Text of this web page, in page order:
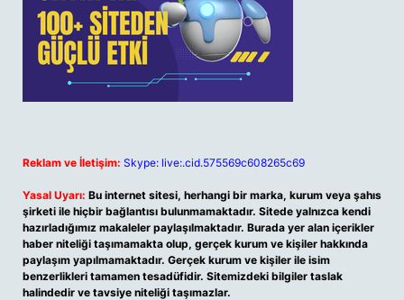
Reklam ve İletişim: Skype: live:.cid.575569c608265c69
Yasal Uyarı: Bu internet sitesi, herhangi bir marka, kurum veya şahıs
şirketi ile hiçbir bağlantısı bulunmamaktadır. Sitede yalnızca kendi
hazırladığımız makaleler paylaşılmaktadır. Burada yer alan içerikler
haber niteliği taşımamakta olup, gerçek kurum ve kişiler hakkında
paylaşım yapılmamaktadır. Gerçek kurum ve kişiler ile isim
benzerlikleri tamamen tesadüfidir. Sitemizdeki bilgiler taslak
halindedir ve tavsiye niteliği taşımazlar.